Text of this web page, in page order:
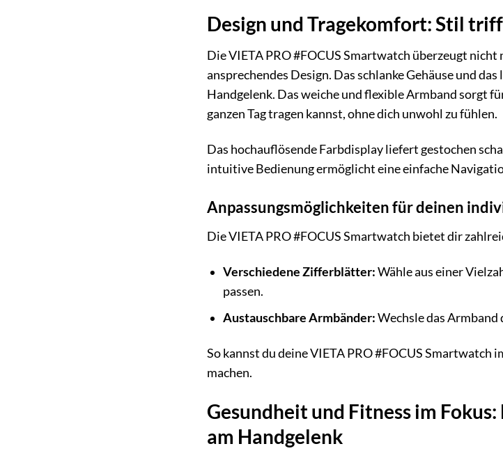
Design und Tragekomfort: Stil
Die VIETA PRO #FOCUS Smartwatch überzeugt
ansprechendes Design. Das schlanke Gehäuse und
Handgelenk. Das weiche und flexible Armband sorgt
ganzen Tag tragen kannst, ohne dich unwohl zu fühlen.
Das hochauflösende Farbdisplay liefert gestochen
intuitive Bedienung ermöglicht eine einfache
Anpassungsmöglichkeiten für deinen
Die VIETA PRO #FOCUS Smartwatch bietet dir
Verschiedene Zifferblätter:Wähle aus einer
passen.
Austauschbare Armbänder:Wechsle das Armband
So kannst du deine VIETA PRO #FOCUS Smartwatch
machen.
Gesundheit und Fitness im
am Handgelenk